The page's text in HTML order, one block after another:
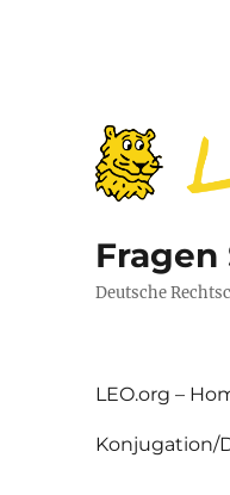
Fragen
Deutsche
LEO.org –
Konjugation/